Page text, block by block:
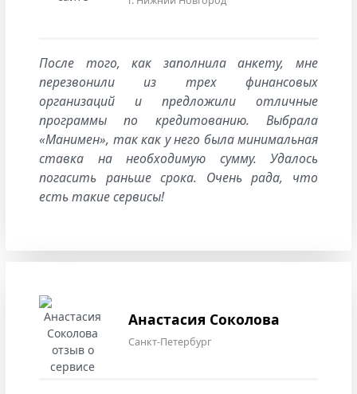
После того, как заполнила анкету, мне
перезвонили из трех финансовых
организаций и предложили отличные
программы по кредитованию. Выбрала
«Манимен», так как у него была минимальная
ставка на необходимую сумму. Удалось
погасить раньше срока. Очень рада, что
есть такие сервисы!
Анастасия Соколова
Санкт-Петербург